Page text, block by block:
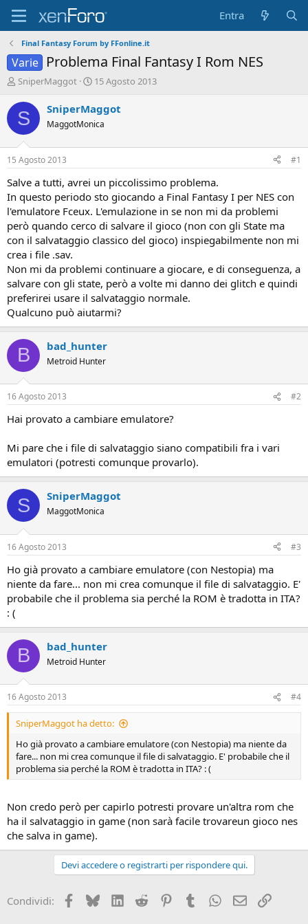
Entra
Final Fantasy Forum by FFonline.it
Varie Problema Final Fantasy I Rom NES
A
t
o
e
D
i
s
u
s
s
i
o
n
e
SniperMaggot
D
t
a
d
n
i
i
o
15 Agosto 2013
S SniperMaggot
MaggotMonica
15 Agosto 2013 #1
Salve a tutti, avrei un piccolissimo problema.
In questo periodo sto giocando a Final Fantasy I per NES con
l'emulatore Fceux. L'emulazione in se non mi da problemi
però quando cerco di salvare il gioco (non con gli State ma
con il salvataggio classico del gioco) inspiegabilmente non mi
crea i file .sav.
Non mi da problemi continuare a giocare, e di conseguenza, a
salvare con gli state, però a volte mi danno dei glitch e quindi
preferirei usare il salvataggio normale.
Qualcuno può aiutarmi?
B bad_hunter
Metroid Hunter
16 Agosto 2013 #2
Hai provato a cambiare emulatore?
Mi pare che i file di salvataggio siano compatibili fra i vari
emulatori (potresti comunque provarlo).
S SniperMaggot
MaggotMonica
16 Agosto 2013 #3
Ho già provato a cambiare emulatore (con Nestopia) ma
niente da fare... non mi crea comunque il file di salvataggio. E'
probabile che il problema sia perché la ROM è tradotta in ITA?
: (
B bad_hunter
Metroid Hunter
16 Agosto 2013 #4
SniperMaggot ha detto:
Ho già provato a cambiare emulatore (con Nestopia) ma niente da
fare... non mi crea comunque il file di salvataggio. E' probabile che il
problema sia perché la ROM è tradotta in ITA? : (
Non credo però per capirlo potresti provare un'altra rom che
ha il salvataggio in game (non sarà facile trovareun gioco nes
che salva in game).
Devi accedere o registrarti per rispondere qui.
Condividi: Facebook
BlueskyLinkedIn
Reddit PinterestTumblr WhatsApp
EmailLink